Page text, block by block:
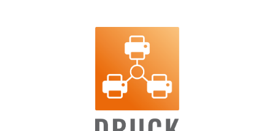
Bildergalerie überspringen